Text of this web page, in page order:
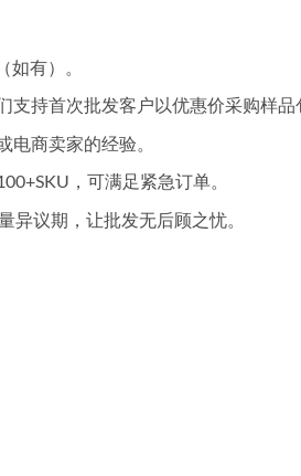
有）。
持首次批发客户以优惠价采购样品
商卖家的经验。
，可满足紧急订单。
异议期，让批发无后顾之忧。